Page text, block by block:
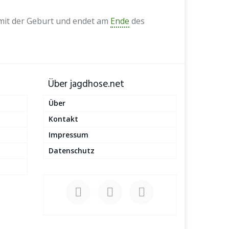
der Geburt und endet am Ende des
Über jagdhose.net
Über
Kontakt
Impressum
Datenschutz